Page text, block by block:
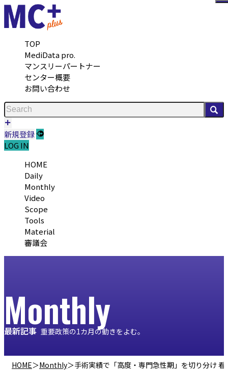
TOP
MediData pro.
マンスリーパートナー
センター概要
お問い合わせ
新規登録
LOG IN
HOME
Daily
Monthly
Video
Scope
Tools
Material
審議会
Monthly
最新記事 重要政策の1カ月の動きをよむ。
HOME＞Monthly＞手術実績で「高度・専門急性期」を切り分け
メ